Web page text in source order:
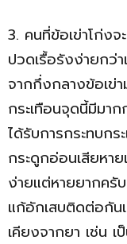
3. คนที่ข้อเข่าโก่งจ
ปวดเรื้อรังง่ายกว่
จากกึ่งกลางข้อเข่
กระเทือนจุดนี้มีมา
ได้รับการกระทบกร
กระดูกอ่อนเสียหา
ง่ายแต่หายยากครั
แก้อักเสบติดต่อกัน
เคียงจากยา เช่น เ